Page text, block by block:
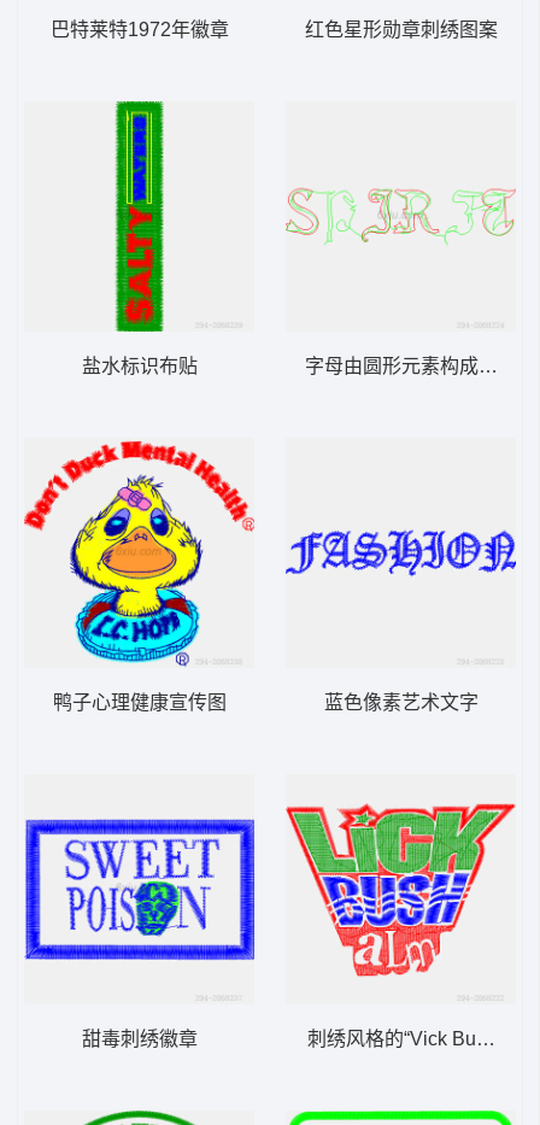
巴特莱特1972年徽章
盐水标识布贴
鸭子心理健康宣传图
甜毒刺绣徽章
红色星形勋章刺绣图案
字母由圆形元素构成的图案
蓝色像素艺术文字
刺绣风格的“Vick Bush”标志